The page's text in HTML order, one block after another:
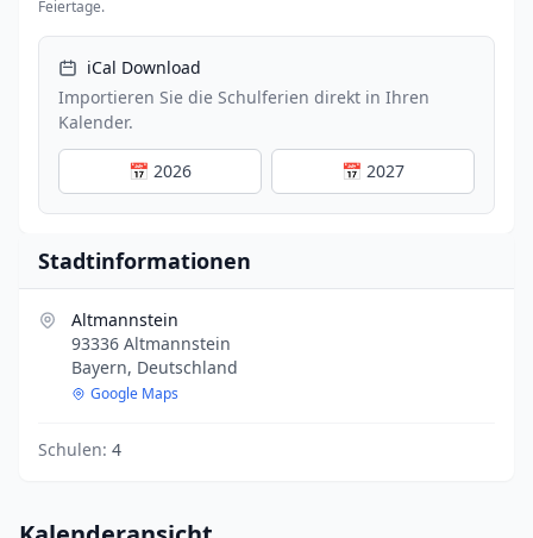
Feiertage.
iCal Download
Importieren Sie die Schulferien direkt in Ihren
Kalender.
📅 2026 📅 2027
Stadtinformationen
Altmannstein
93336 Altmannstein
Bayern, Deutschland
Google Maps
Schulen: 4